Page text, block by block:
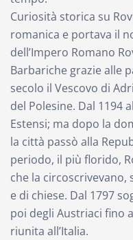
Curiosità storica su
romanica e portava il
dell’Impero Romano
Barbariche grazie alle
secolo il Vescovo di
del Polesine. Dal 1194
Estensi; ma dopo la
la città passò alla
periodo, il più florido,
che la circoscrivevano,
e di chiese. Dal 1797
poi degli Austriaci fino
riunita all’Italia.